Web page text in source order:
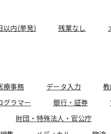
以内(単発) 残業なし
療事務 データ入力
グラマー 銀行・証券
財団・特殊法人・官公庁